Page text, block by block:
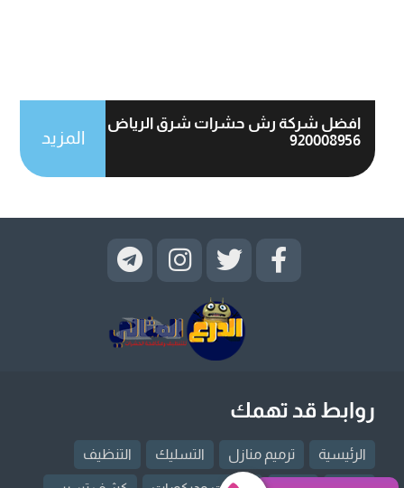
افضل شركة رش حشرات شرق الرياض
920008956
المزيد
روابط قد تهمك
الرئيسية ترميم منازل التسليك التنظيف